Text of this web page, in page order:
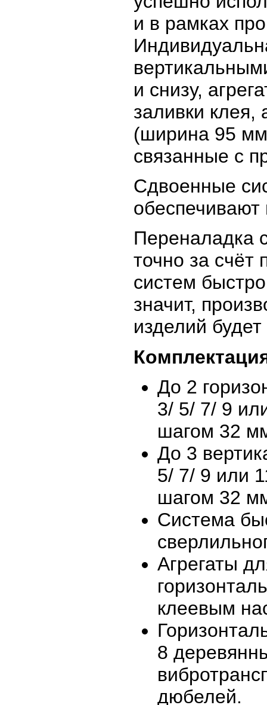
и в рамках
и снизу,
заливки клея,
(ширина 95
связанные с
Сдвоенные
Переналадка
точно за счёт
систем
значит,
изделий
До 2
3/ 5/ 7/ 9
шагом 32
До 3
5/ 7/ 9 или
шагом 32
Система
Агрегаты
клеевым
8
дюбелей.